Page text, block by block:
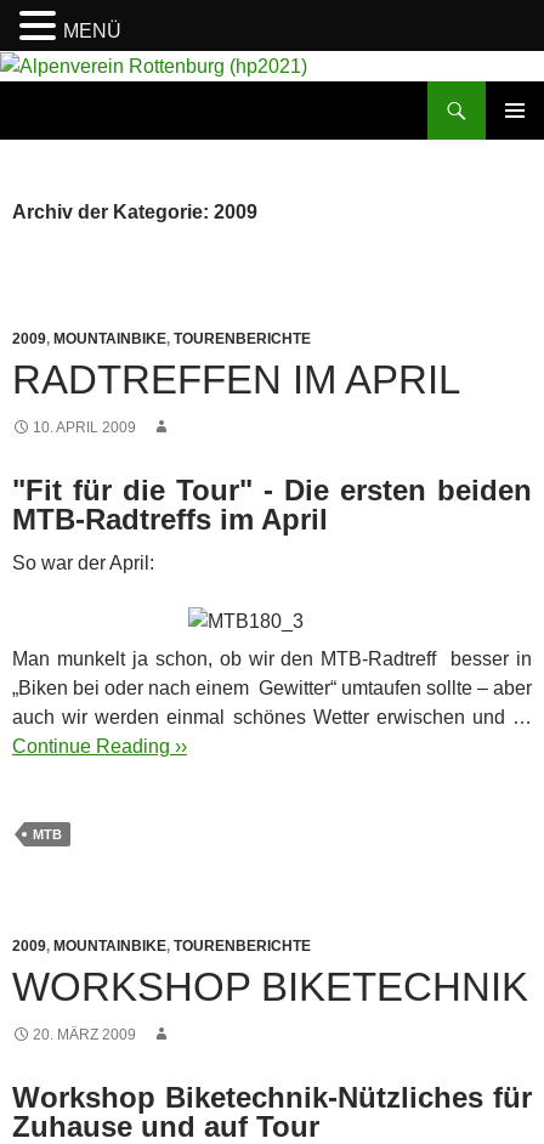
Archiv der Kategorie: 2009
2009, MOUNTAINBIKE, TOURENBERICHTE
RADTREFFEN IM APRIL
10. APRIL 2009
"Fit für die Tour" - Die ersten beiden
MTB-Radtreffs im April
So war der April:
Man munkelt ja schon, ob wir den MTB-Radtreff besser in
„Biken bei oder nach einem Gewitter“ umtaufen sollte – aber
auch wir werden einmal schönes Wetter erwischen und …
Continue Reading ››
MTB
2009, MOUNTAINBIKE, TOURENBERICHTE
WORKSHOP BIKETECHNIK
20. MÄRZ 2009
Workshop Biketechnik-Nützliches für
Zuhause und auf Tour
MENÜ